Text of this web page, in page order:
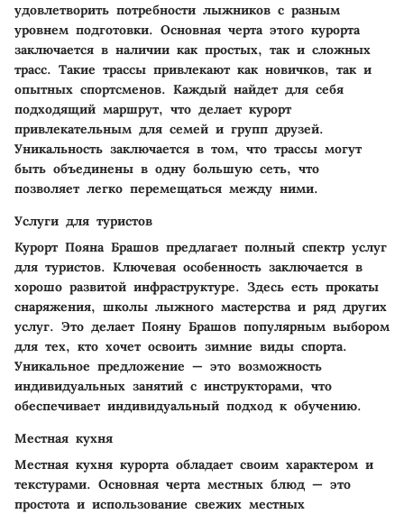
удовлетворить потребности лыжников с разным
уровнем подготовки. Основная черта этого курорта
заключается в наличии как простых, так и сложных
трасс. Такие трассы привлекают как новичков, так и
опытных спортсменов. Каждый найдет для себя
подходящий маршрут, что делает курорт
привлекательным для семей и групп друзей.
Уникальность заключается в том, что трассы могут
быть объединены в одну большую сеть, что
позволяет легко перемещаться между ними.
Услуги для туристов
Курорт Пояна Брашов предлагает полный спектр услуг
для туристов. Ключевая особенность заключается в
хорошо развитой инфраструктуре. Здесь есть прокаты
снаряжения, школы лыжного мастерства и ряд других
услуг. Это делает Пояну Брашов популярным выбором
для тех, кто хочет освоить зимние виды спорта.
Уникальное предложение — это возможность
индивидуальных занятий с инструкторами, что
обеспечивает индивидуальный подход к обучению.
Местная кухня
Местная кухня курорта обладает своим характером и
текстурами. Основная черта местных блюд — это
простота и использование свежих местных